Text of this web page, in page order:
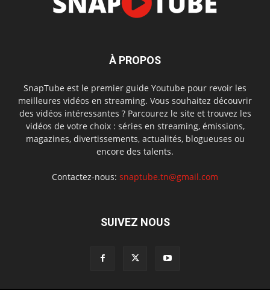
À PROPOS
SnapTube est le premier guide Youtube pour revoir les
meilleures vidéos en streaming. Vous souhaitez découvrir
des vidéos intéressantes ? Parcourez le site et trouvez les
vidéos de votre choix : séries en streaming, émissions,
magazines, divertissements, actualités, blogueuses ou
encore des talents.
Contactez-nous: snaptube.tn@gmail.com
SUIVEZ NOUS